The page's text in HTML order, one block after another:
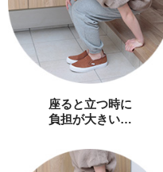
座ると立つ時に
負担が大きい…